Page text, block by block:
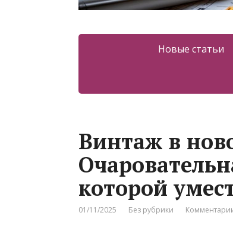
Новые статьи
Винтаж в
которой
01/11/2025 Без рубрики